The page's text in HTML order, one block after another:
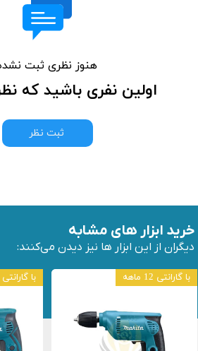
هنوز نظری ثبت
اولین نفری باشید که
ثبت نظر
با گارانتی 12 ماهه با گارانتی 12 ماهه
خرید ابزار های مشابه
دیگران از این ابزار ها نیز دیدن می‌کنند: